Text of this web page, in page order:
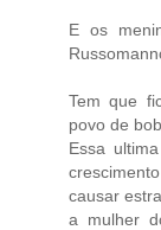
E os
Tem que
povo de
Essa
causar
a mulher